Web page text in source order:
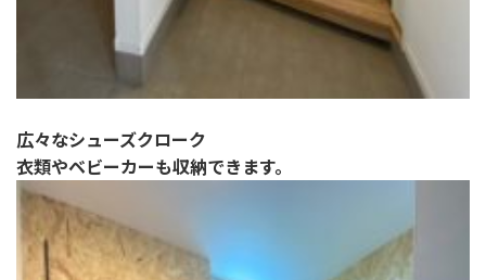
広々なシューズクローク
衣類やベビーカーも収納できます。